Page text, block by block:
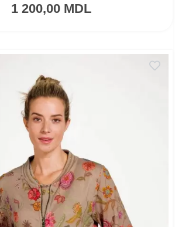
1 200,00 MDL